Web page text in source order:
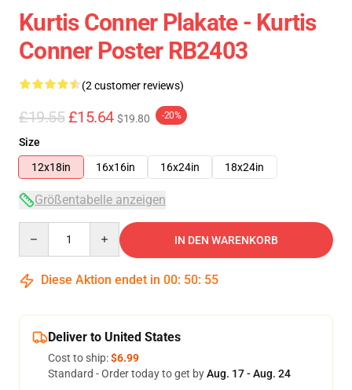
Kurtis Conner Plakate - Kurtis
Conner Poster RB2403
(2 customer reviews)
£19.55 £15.64 $19.80 -20%
Size
12x18in
16x16in 16x24in 18x24in
Größentabelle anzeigen
IN DEN WARENKORB
Diese Aktion endet in 00: 50: 54
Deliver to United States
Cost to ship:$6.99
Standard - Order today to get byAug. 17 - Aug. 24